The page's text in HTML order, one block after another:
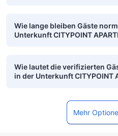
Wie lange bleiben Gäste
Unterkunft CITYPOINT
Wie lautet die verifizierten
in der Unterkunft CITYPOINT
Mehr